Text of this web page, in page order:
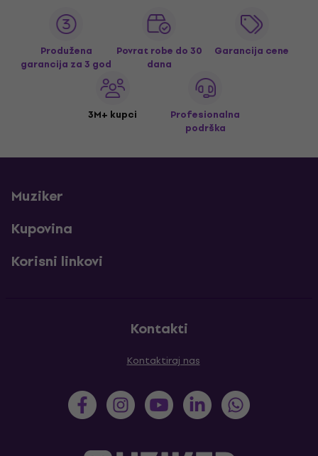
Produžena
garancija za 3 god
Povrat robe do 30
dana
Garancija cene
3M+ kupci
Profesionalna
podrška
Muziker
Kupovina
Korisni linkovi
Kontakti
Kontaktiraj nas